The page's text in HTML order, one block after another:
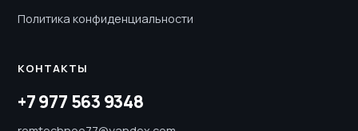
Политика конфиденциальности
КОНТАКТЫ
+7 977 563 9348